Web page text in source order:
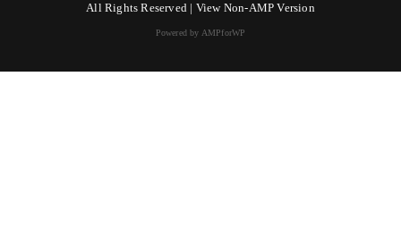
All Rights Reserved | View Non-AMP Version
Powered by AMPforWP